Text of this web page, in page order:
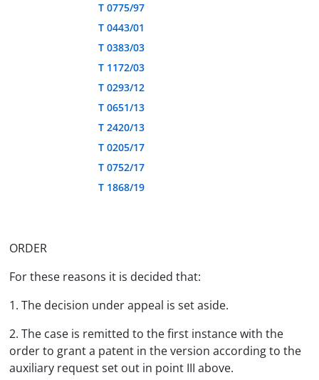
T 0775/97
T 0443/01
T 0383/03
T 1172/03
T 0293/12
T 0651/13
T 2420/13
T 0205/17
T 0752/17
T 1868/19
ORDER
For these reasons it is decided that:
1. The decision under appeal is set aside.
2. The case is remitted to the first instance with the
order to grant a patent in the version according to the
auxiliary request set out in point III above.